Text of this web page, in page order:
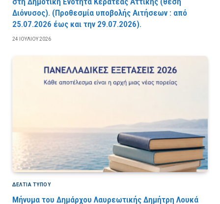
Διόνυσος). (Προθεσμία υποβολής Αιτήσεων : από
25.07.2026 έως και την 29.07.2026).
24 ΙΟΥΛΊΟΥ 2026
ΔΕΛΤΙΑ ΤΥΠΟΥ
Μήνυμα του Δημάρχου Λαυρεωτικής Δημήτρη Λουκά